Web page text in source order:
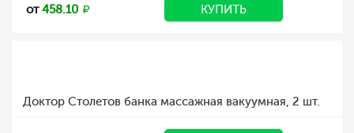
от458.10 КУПИТЬ
Доктор Столетов банка массажная вакуумная, 2 шт.